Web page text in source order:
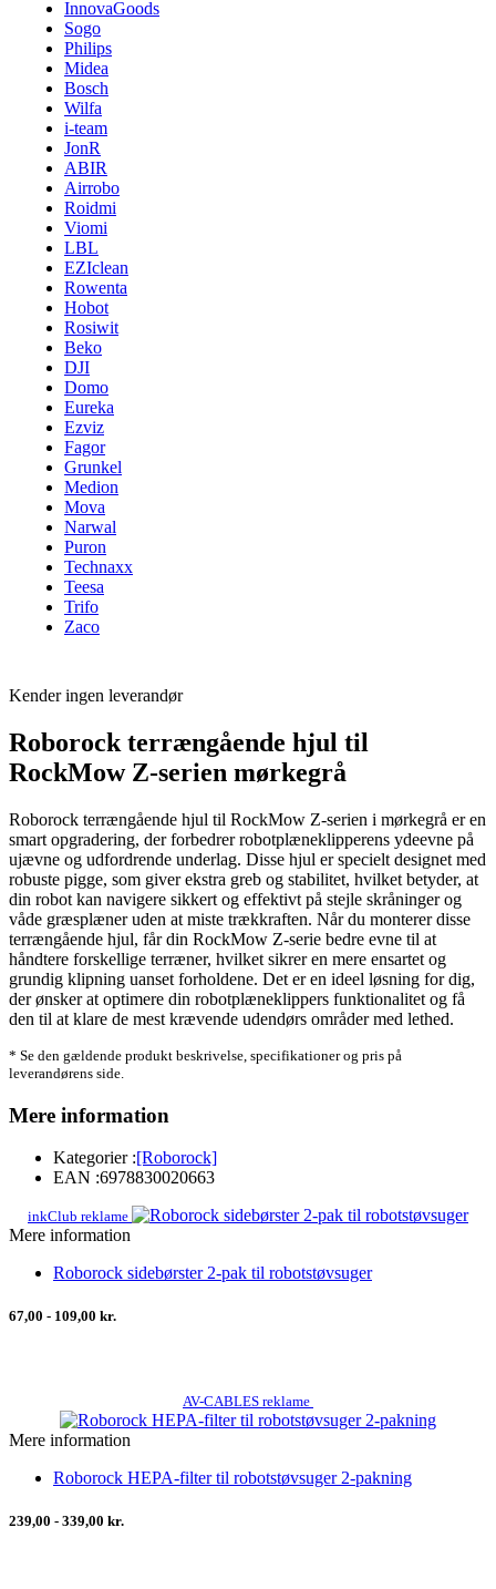
InnovaGoods
Sogo
Philips
Midea
Bosch
Wilfa
i-team
JonR
ABIR
Airrobo
Roidmi
Viomi
LBL
EZIclean
Rowenta
Hobot
Rosiwit
Beko
DJI
Domo
Eureka
Ezviz
Fagor
Grunkel
Medion
Mova
Narwal
Puron
Technaxx
Teesa
Trifo
Zaco
Kender ingen leverandør
Roborock terrængående hjul til
RockMow Z-serien mørkegrå
Roborock terrængående hjul til RockMow Z-serien i mørkegrå er en
smart opgradering, der forbedrer robotplæneklipperens ydeevne på
ujævne og udfordrende underlag. Disse hjul er specielt designet med
robuste pigge, som giver ekstra greb og stabilitet, hvilket betyder, at
din robot kan navigere sikkert og effektivt på stejle skråninger og
våde græsplæner uden at miste trækkraften. Når du monterer disse
terrængående hjul, får din RockMow Z-serie bedre evne til at
håndtere forskellige terræner, hvilket sikrer en mere ensartet og
grundig klipning uanset forholdene. Det er en ideel løsning for dig,
der ønsker at optimere din robotplæneklippers funktionalitet og få
den til at klare de mest krævende udendørs områder med lethed.
* Se den gældende produkt beskrivelse, specifikationer og pris på
leverandørens side.
Mere information
Kategorier :[Roborock]
EAN :6978830020663
inkClub reklame
Mere information
Roborock sidebørster 2-pak til robotstøvsuger
67,00 - 109,00 kr.
AV-CABLES reklame
Mere information
Roborock HEPA-filter til robotstøvsuger 2-pakning
239,00 - 339,00 kr.